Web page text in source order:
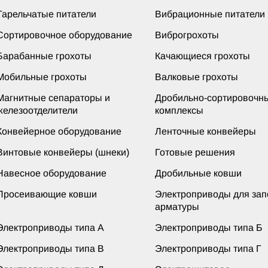
питатели Вибрационные питатели
оборудование Виброгрохоты
грохоты Качающиеся грохоты
грохоты Валковые грохоты
сепараторы и
Дробильно-
комплексы
оборудование Ленточные конвейеры
конвейеры (шнеки) Готовые решения
оборудование Дробильные ковши
ковши
Электроприводы для
арматуры
типа А Электроприводы типа Б
типа В Электроприводы типа Г